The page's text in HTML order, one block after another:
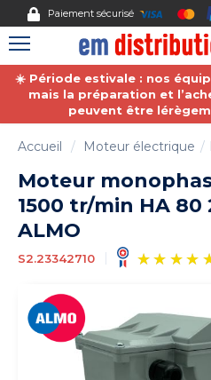
Paiement sécurisé
☀️ Période estivale : nos
mais la préparation et
peuvent être
Accueil Moteur électrique
Moteur
1500 tr/min HA 80
ALMO
S2.23342710
Gestion des cookies